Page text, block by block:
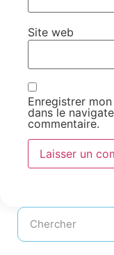
Site web
Enregistrer
dans le
commentaire.